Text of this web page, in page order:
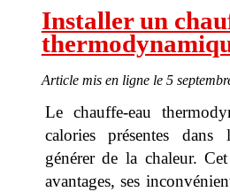
Installer un
Article mis en ligne le 5
Le chauffe-eau
calories présentes
générer de la chaleur.
avantages, ses